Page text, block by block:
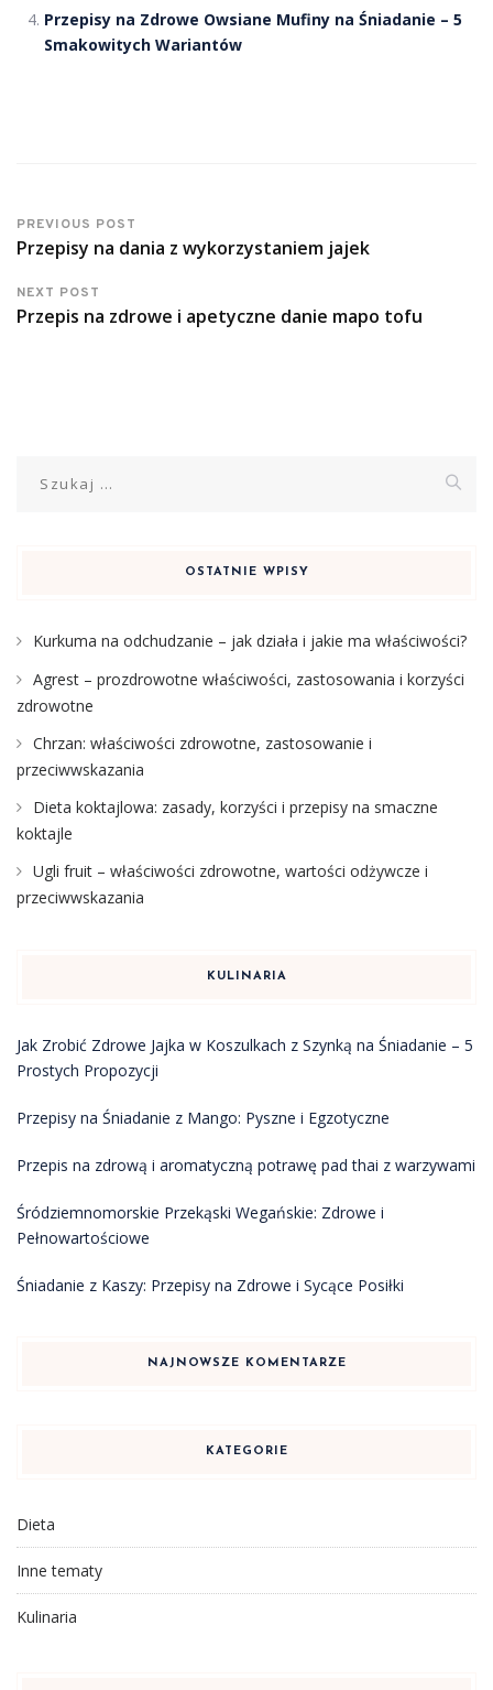
Przepisy na Zdrowe Owsiane Mufiny na Śniadanie – 5
Smakowitych Wariantów
PREVIOUS POST
Przepisy na dania z wykorzystaniem jajek
NEXT POST
Przepis na zdrowe i apetyczne danie mapo tofu
OSTATNIE WPISY
Kurkuma na odchudzanie – jak działa i jakie ma właściwości?
Agrest – prozdrowotne właściwości, zastosowania i korzyści
zdrowotne
Chrzan: właściwości zdrowotne, zastosowanie i
przeciwwskazania
Dieta koktajlowa: zasady, korzyści i przepisy na smaczne
koktajle
Ugli fruit – właściwości zdrowotne, wartości odżywcze i
przeciwwskazania
KULINARIA
Jak Zrobić Zdrowe Jajka w Koszulkach z Szynką na Śniadanie – 5
Prostych Propozycji
Przepisy na Śniadanie z Mango: Pyszne i Egzotyczne
Przepis na zdrową i aromatyczną potrawę pad thai z warzywami
Śródziemnomorskie Przekąski Wegańskie: Zdrowe i
Pełnowartościowe
Śniadanie z Kaszy: Przepisy na Zdrowe i Sycące Posiłki
NAJNOWSZE KOMENTARZE
KATEGORIE
Dieta
Inne tematy
Kulinaria